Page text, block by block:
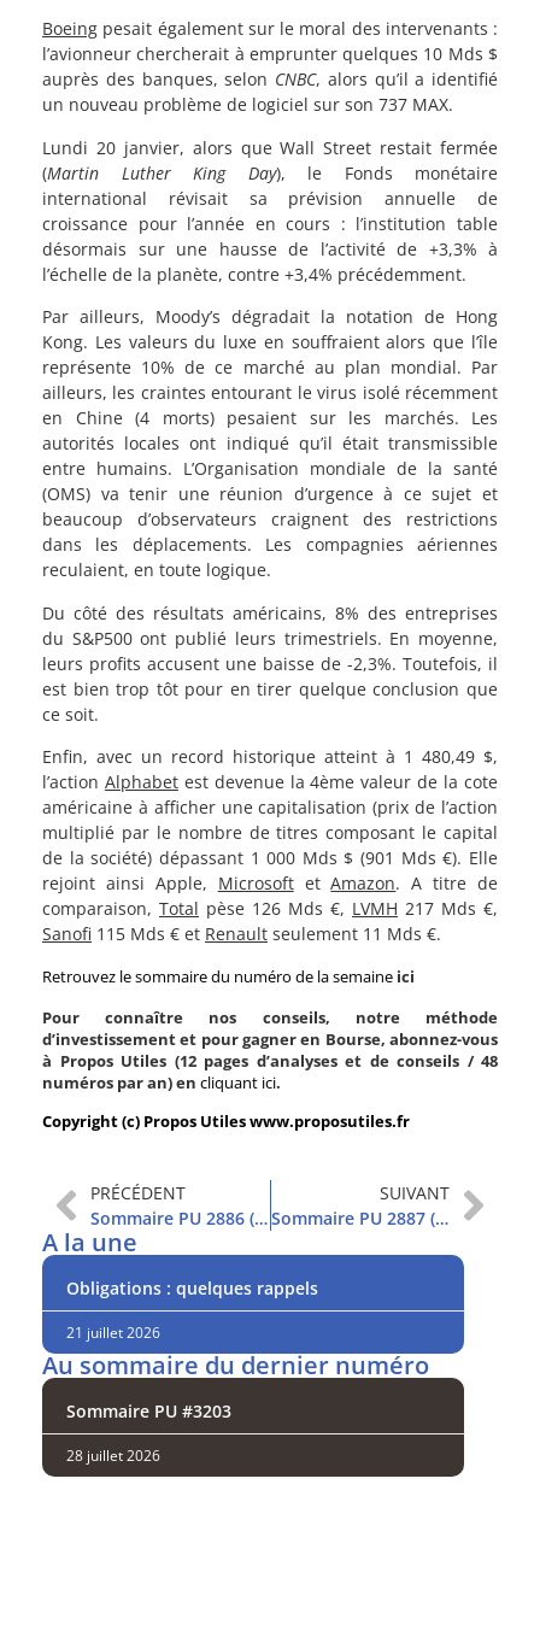
Boeing pesait également sur le moral des intervenants :
l’avionneur chercherait à emprunter quelques 10 Mds $
auprès des banques, selon CNBC, alors qu’il a identifié
un nouveau problème de logiciel sur son 737 MAX.
Lundi 20 janvier, alors que Wall Street restait fermée
(Martin Luther King Day), le Fonds monétaire
international révisait sa prévision annuelle de
croissance pour l’année en cours : l’institution table
désormais sur une hausse de l’activité de +3,3% à
l’échelle de la planète, contre +3,4% précédemment.
Par ailleurs, Moody’s dégradait la notation de Hong
Kong. Les valeurs du luxe en souffraient alors que l’île
représente 10% de ce marché au plan mondial. Par
ailleurs, les craintes entourant le virus isolé récemment
en Chine (4 morts) pesaient sur les marchés. Les
autorités locales ont indiqué qu’il était transmissible
entre humains. L’Organisation mondiale de la santé
(OMS) va tenir une réunion d’urgence à ce sujet et
beaucoup d’observateurs craignent des restrictions
dans les déplacements. Les compagnies aériennes
reculaient, en toute logique.
Du côté des résultats américains, 8% des entreprises
du S&P500 ont publié leurs trimestriels. En moyenne,
leurs profits accusent une baisse de -2,3%. Toutefois, il
est bien trop tôt pour en tirer quelque conclusion que
ce soit.
Enfin, avec un record historique atteint à 1 480,49 $,
l’action Alphabetest devenue la 4ème valeur de la cote
américaine à afficher une capitalisation (prix de l’action
multiplié par le nombre de titres composant le capital
de la société) dépassant 1 000 Mds $ (901 Mds €). Elle
rejoint ainsi Apple, MicrosoftetAmazon. A titre de
comparaison, Total pèse 126 Mds €, LVMH 217 Mds €,
Sanofi 115 Mds € et Renault seulement 11 Mds €.
Retrouvez le sommaire du numéro de la semaine ici
Pour connaître nos conseils, notre méthode
d’investissement et pour gagner en Bourse, abonnez-vous
à Propos Utiles (12 pages d’analyses et de conseils / 48
numéros par an) en cliquant ici.
Copyright (c) Propos Utiles www.proposutiles.fr
PRÉCÉDENT
Sommaire PU 2886 (15/1/2020)
SUIVANT
Sommaire PU 2887 (21/1/2020)
A la une
Obligations : quelques rappels
21 juillet 2026
Au sommaire du dernier numéro
Sommaire PU #3203
28 juillet 2026